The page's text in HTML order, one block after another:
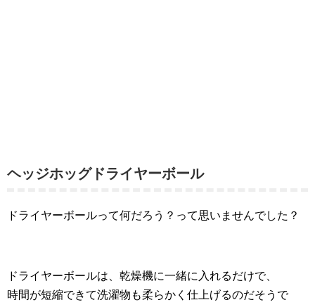
ヘッジホッグドライヤーボール
ドライヤーボールって何だろう？って思いませんでした？
ドライヤーボールは、乾燥機に一緒に入れるだけで、
時間が短縮できて洗濯物も柔らかく仕上げるのだそうで